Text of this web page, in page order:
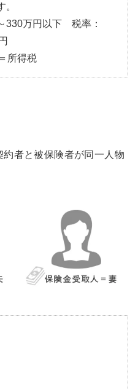
330万円以下 税率：
所得税
者と被保険者が同一人物